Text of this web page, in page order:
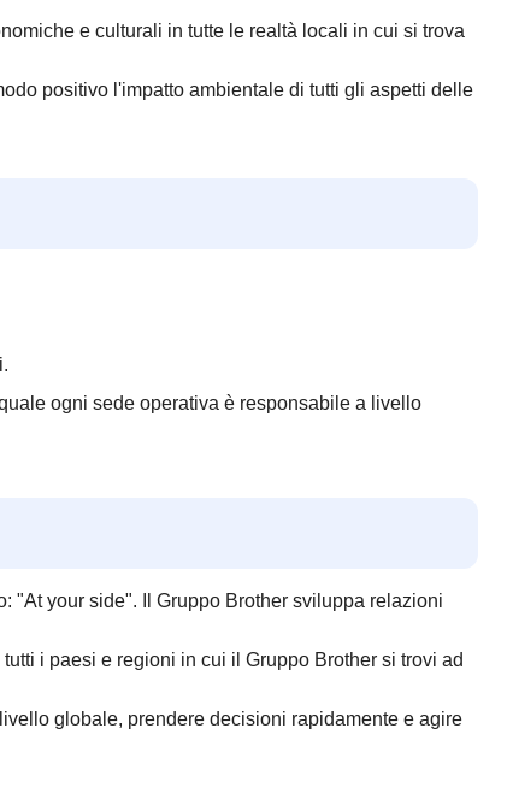
e culturali in tutte le realtà locali in cui si trova
positivo l'impatto ambientale di tutti gli aspetti delle
ogni sede operativa è responsabile a livello
"At your side". Il Gruppo Brother sviluppa relazioni
i paesi e regioni in cui il Gruppo Brother si trovi ad
globale, prendere decisioni rapidamente e agire